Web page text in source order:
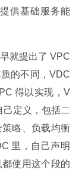
供基础服务能
的不同，VDC
得以实现，V
定义，包括二
略、负载均衡
里，自己声明
使用这个段的